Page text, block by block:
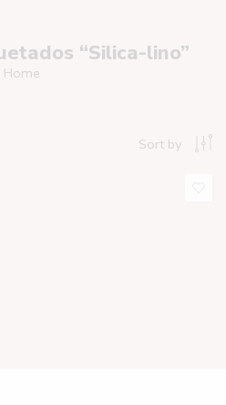
“Silica-lino”
Home
Sort by